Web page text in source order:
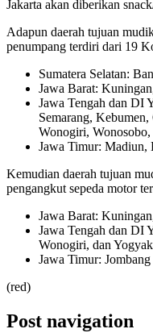
Jakarta akan diberikan
Adapun daerah tujuan
penumpang terdiri dari 19
Sumatera Selatan:
Jawa Barat:
Jawa Tengah dan DI
Semarang,
Wonogiri, Wonosobo,
Jawa Timur: Madiun,
Kemudian daerah tujuan
pengangkut sepeda motor
Jawa Barat:
Jawa Tengah dan DI
Wonogiri, dan
Jawa Timur:
(red)
Post navigation